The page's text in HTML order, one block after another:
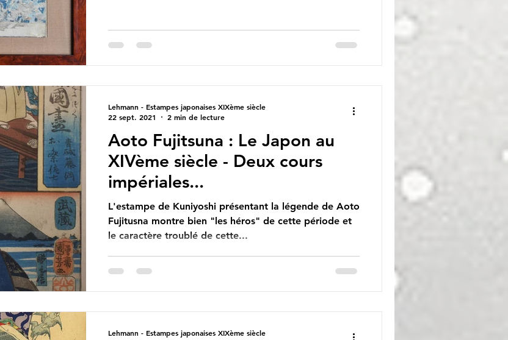
Aoto Fujitsuna : Le Japon au
XIVème siècle - Deux cours
impériales...
L'estampe de Kuniyoshi présentant la légende de Aoto
Fujitusna montre bien "les héros" de cette période et
le caractère troublé de cette...
Lehmann - Estampes japonaises XIXème siècle
22 sept. 2021
2 min de lecture
Lehmann - Estampes japonaises XIXème siècle